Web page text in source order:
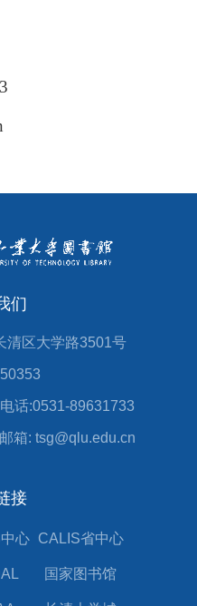
们
清区大学路3501号
话:0531-89631733
箱: tsg@qlu.edu.cn
接
心 CALIS省中心
国家图书馆